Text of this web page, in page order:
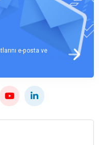
e-posta ve